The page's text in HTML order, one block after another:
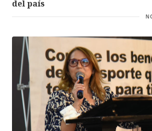
del país